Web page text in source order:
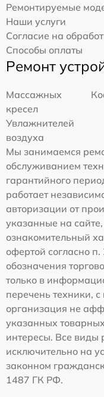
Ремонтируемые
Наши услуги
Согласие на
Способы оплаты
Ремонт
Массажных
кресел
Увлажнителей
воздуха
Мы занимаемся
обслуживанием
гарантийного
работает
авторизации от
указанные на
ознакомительный
офертой согласно
обозначения
только в
перечень техники,
организация не
указанных
интересы. Все виды
исключительно на
законном
1487 ГК РФ.